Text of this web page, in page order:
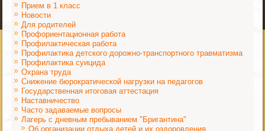
Прием в 1 класс
Новости
Для родителей
Профориентационная работа
Профилактическая работа
Профилактика детского дорожно-транспортного травматизма
Профилактика суицида
Охрана труда
Снижение бюрократической нагрузки на педагогов
Государственная итоговая аттестация
Наставничество
Часто задаваемые вопросы
Лагерь с дневным пребыванием "Бригантина"
Об организации отдыха детей и их оздоровления